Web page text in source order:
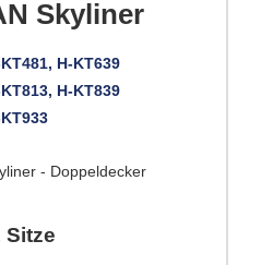
Skyliner
H-KT639
H-KT839
Sitze